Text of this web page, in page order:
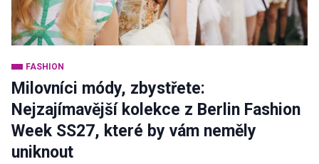
FASHION
Milovníci módy, zbystřete:
Nejzajímavější kolekce z Berlin Fashion
Week SS27, které by vám neměly
uniknout